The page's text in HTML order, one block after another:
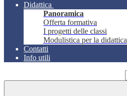
Didattica
Panoramica
Offerta formativa
I progetti delle classi
Modulistica per la didattica
Contatti
Info utili